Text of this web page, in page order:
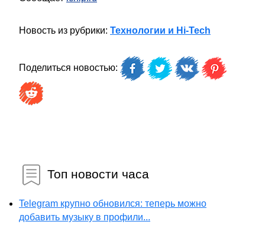
Новость из рубрики: Технологии и Hi-Tech
Поделиться новостью:
Топ новости часа
Telegram крупно обновился: теперь можно
добавить музыку в профили...